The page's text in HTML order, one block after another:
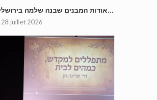
« אודות המבנים שבנה שלמה בירושלים » ד »ר דוד שפירא...
28 juillet 2026